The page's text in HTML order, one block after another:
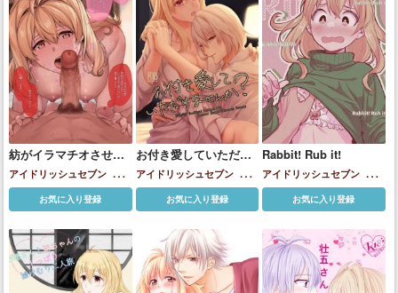
紡がイラマチオさせら
れてザー◯ンをごっく
んする!!
アイドリッシュセブン 小鳥
遊紡
お気に入り登録
お付き愛していただけ
ませんか?
アイドリッシュセブン 小鳥
遊紡
お気に入り登録
Rabbit! Rub it!
アイドリッシュセブン 小鳥
遊紡
お気に入り登録